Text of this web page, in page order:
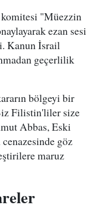
"Müezzin
ezan sesi
Kanun İsrail
geçerlilik
bölgeyi bir
Filistin'liler size
Abbas, Eski
göz
maruz